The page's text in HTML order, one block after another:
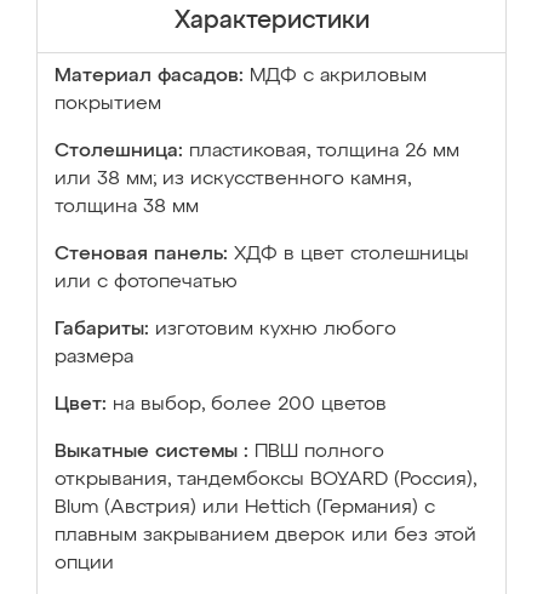
Характеристики
Материал фасадов: МДФ с акриловым
покрытием
Столешница: пластиковая, толщина 26 мм
или 38 мм; из искусственного камня,
толщина 38 мм
Стеновая панель: ХДФ в цвет столешницы
или с фотопечатью
Габариты: изготовим кухню любого
размера
Цвет: на выбор, более 200 цветов
Выкатные системы :
ПВШ полного
открывания, тандембоксы BOYARD (Россия),
Blum (Австрия) или Hettich (Германия) с
плавным закрыванием дверок или без этой
опции